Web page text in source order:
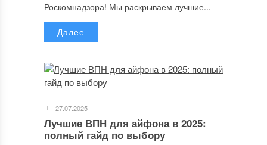
Роскомнадзора! Мы раскрываем лучшие...
Далее
27.07.2025
Лучшие ВПН для айфона в 2025:
полный гайд по выбору